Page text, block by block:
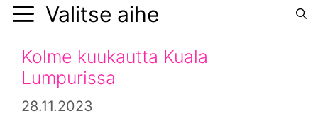
Valitse aihe
Kolme kuukautta Kuala
Lumpurissa
28.11.2023